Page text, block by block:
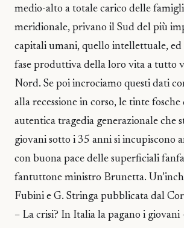
medio-alto a totale carico delle
meridionale, privano il Sud del più
capitali umani, quello intellettuale,
fase produttiva della loro vita a tutto
Nord. Se poi incrociamo questi dati
alla recessione in corso, le tinte fosche
autentica tragedia generazionale che
giovani sotto i 35 anni si incupiscono
con buona pace delle superficiali
fantuttone ministro Brunetta.
Fubini e G. Stringa pubblicata dal
– La crisi? In Italia la pagano i giovani